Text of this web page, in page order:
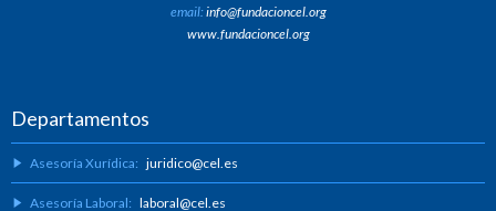
email:info@fundacioncel.org
www.fundacioncel.org
Departamentos
Asesoría Xurídica: juridico@cel.es
Asesoría Laboral: laboral@cel.es